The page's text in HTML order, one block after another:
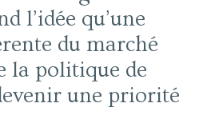
l’idée qu’une
du marché
la politique de
une priorité